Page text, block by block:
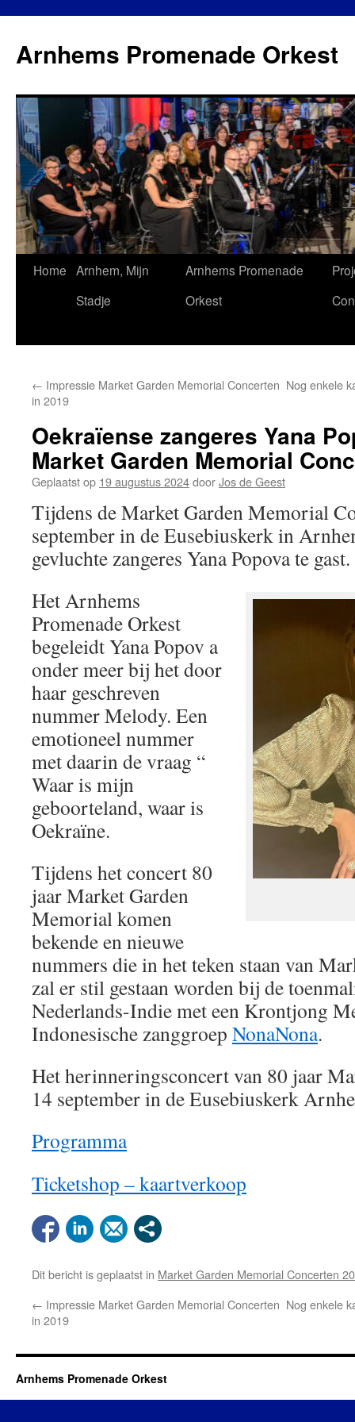
de
inhoud
Arnhems Promenade Orkest
Home Arnhem, Mijn
Stadje
Arnhems Promenade
Orkest
← Impressie Market Garden Memorial Concerten
in 2019
Nog enkele
Oekraïense zangeres Yana
Market Garden Memorial
Geplaatst op 19 augustus 2024doorJos de Geest
Tijdens de Market Garden Memorial
september in de Eusebiuskerk in
gevluchte zangeres Yana Popova te gast.
Het Arnhems
Promenade Orkest
begeleidt Yana Popov a
onder meer bij het door
haar geschreven
nummer Melody. Een
emotioneel nummer
met daarin de vraag “
Waar is mijn
geboorteland, waar is
Oekraïne.
Tijdens het concert 80
jaar Market Garden
Memorial komen
bekende en nieuwe
nummers die in het teken staan van
zal er stil gestaan worden bij de
Nederlands-Indie met een Krontjong
Indonesische zanggroep NonaNona.
Het herinneringsconcert van 80 jaar
14 september in de Eusebiuskerk
Programma
Ticketshop – kaartverkoop
Dit bericht is geplaatst in Market Garden Memorial Concerten
← Impressie Market Garden Memorial Concerten
in 2019
Nog enkele
Arnhems Promenade Orkest